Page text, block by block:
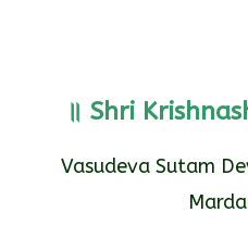
॥ Shri
Vasudeva Sutam